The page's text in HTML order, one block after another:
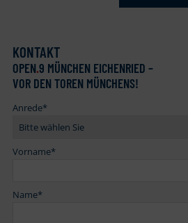
KONTAKT
OPEN.9 MÜNCHEN EICHENRIED –
VOR DEN TOREN MÜNCHENS!
Anrede*
Vorname*
Name*